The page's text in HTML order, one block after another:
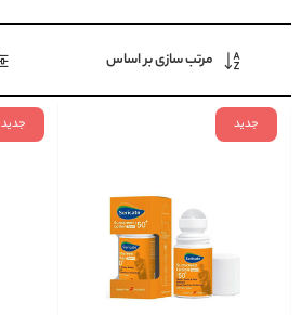
مرتب سازی بر اساس
جدید جدید